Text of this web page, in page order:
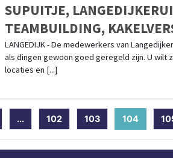
SUPUITJE,
TEAMBUILDING,
SMOOTHIE BIJ
LANGEDIJK - De medewerkers van
als dingen gewoon goed geregeld zijn. U wilt
locaties en [...]
... 102 103 104